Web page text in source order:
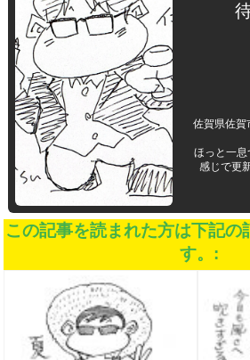
佐賀県佐賀
ほっと一
感じで更
この記事を読まれた方は下記の
す。: